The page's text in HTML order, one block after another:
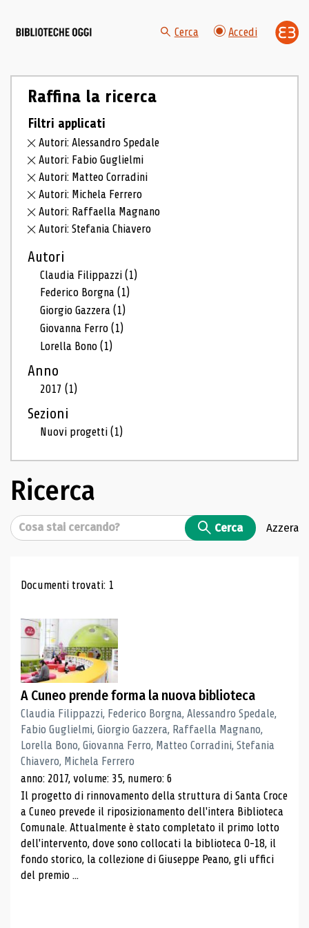
Cerca Accedi
Raffina la ricerca
Filtri applicati
Autori: Alessandro Spedale
Autori: Fabio Guglielmi
Autori: Matteo Corradini
Autori: Michela Ferrero
Autori: Raffaella Magnano
Autori: Stefania Chiavero
Autori
Claudia Filippazzi(1)
Federico Borgna(1)
Giorgio Gazzera(1)
Giovanna Ferro(1)
Lorella Bono(1)
Anno
2017(1)
Sezioni
Nuovi progetti(1)
Ricerca
Cerca Cerca Azzera
Risultati di ricerca
Documenti trovati: 1
A Cuneo prende forma la nuova biblioteca
Claudia Filippazzi, Federico Borgna, Alessandro Spedale,
Fabio Guglielmi, Giorgio Gazzera, Raffaella Magnano,
Lorella Bono, Giovanna Ferro, Matteo Corradini, Stefania
Chiavero, Michela Ferrero
anno: 2017, volume: 35, numero: 6
Il progetto di rinnovamento della struttura di Santa Croce
a Cuneo prevede il riposizionamento dell'intera Biblioteca
Comunale. Attualmente è stato completato il primo lotto
dell'intervento, dove sono collocati la biblioteca 0-18, il
fondo storico, la collezione di Giuseppe Peano, gli uffici
del premio ...